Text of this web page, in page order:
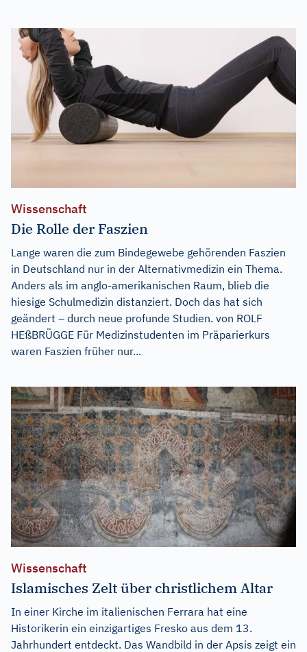
Wissenschaft
Die Rolle der Faszien
Lange waren die zum Bindegewebe gehörenden Faszien
in Deutschland nur in der Alternativmedizin ein Thema.
Anders als im anglo-amerikanischen Raum, blieb die
hiesige Schulmedizin distanziert. Doch das hat sich
geändert – durch neue profunde Studien. von ROLF
HEßBRÜGGE Für Medizinstudenten im Präparierkurs
waren Faszien früher nur...
Wissenschaft
Islamisches Zelt über christlichem Altar
In einer Kirche im italienischen Ferrara hat eine
Historikerin ein einzigartiges Fresko aus dem 13.
Jahrhundert entdeckt. Das Wandbild in der Apsis zeigt ein